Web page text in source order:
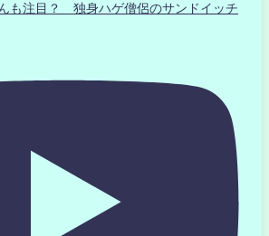
も注目？ 独身ハゲ僧侶のサンドイッチ